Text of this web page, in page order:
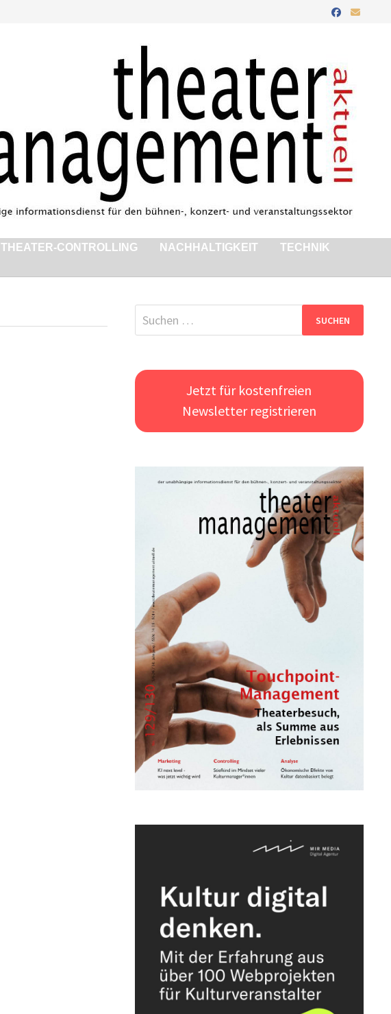
THEATER-CONTROLLING NACHHALTIGKEIT
TECHNIK
Suchen
nach:
Jetzt für kostenfreien
Newsletter registrieren